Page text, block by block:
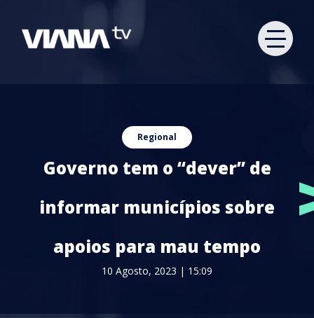
Regional
Governo tem o “dever” de
informar municípios sobre
apoios para mau tempo
10 Agosto, 2023 | 15:09